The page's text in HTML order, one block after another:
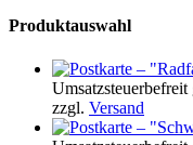
Produktauswahl
zzgl. Versand